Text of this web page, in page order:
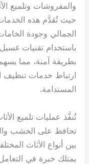
والمفروشات وتلميع
حيث تُقدَّم هذه
الجمالي وجودة
باستخدام تقنيات غسيل
بطريقة آمنة، مما
ارتباط خدمات تنظيف
المستدامة.
تُنفَّذ عمليات تلميع
تحافظ على الخشب
بين أنواع الأثاث
يمتلك خبرة في